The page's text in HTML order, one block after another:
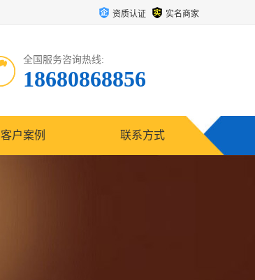
资质认证 实名商家
全国服务咨询热线:
18680868856
客户案例 联系方式